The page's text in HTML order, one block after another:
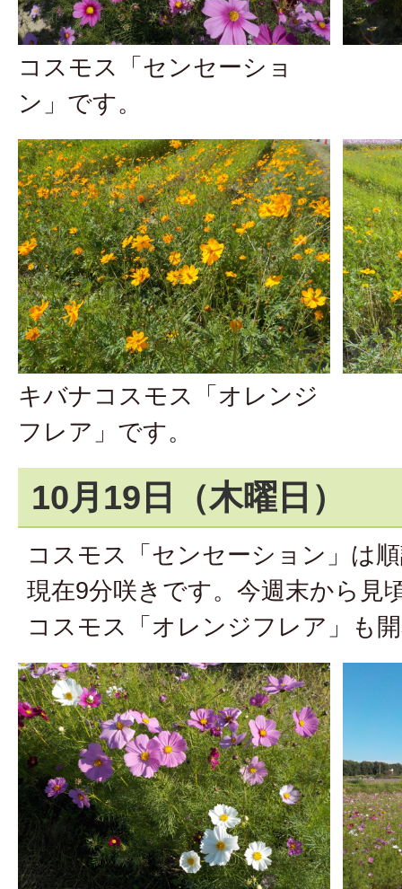
コスモス「センセーショ
ン」です。
キバナコスモス「オレンジ
フレア」です。
10月19日（木曜日）
コスモス「センセーション」は
現在9分咲きです。今週末から見
コスモス「オレンジフレア」も